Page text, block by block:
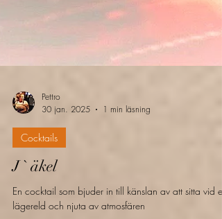
Pettro
30 jan. 2025
Cocktails
J ` äkel